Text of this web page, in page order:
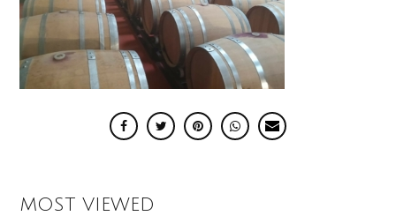
MOST VIEWED